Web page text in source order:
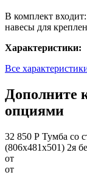
В комплект
навесы для
Характеристики:
Все
Дополните
опциями
32 850 Р Тумба со
(806х481х501) 2я
от
от